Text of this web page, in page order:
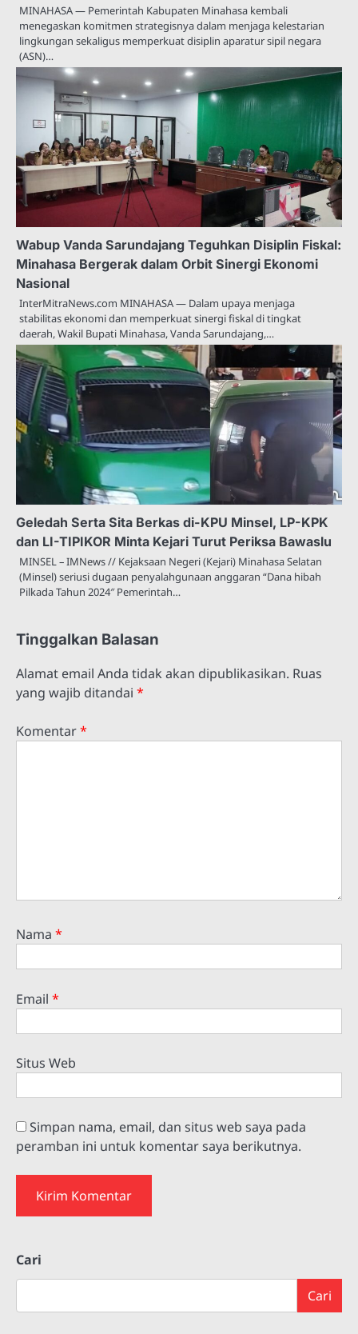
MINAHASA — Pemerintah Kabupaten Minahasa kembali
menegaskan komitmen strategisnya dalam menjaga kelestarian
lingkungan sekaligus memperkuat disiplin aparatur sipil negara
(ASN)…
Wabup Vanda Sarundajang Teguhkan Disiplin Fiskal:
Minahasa Bergerak dalam Orbit Sinergi Ekonomi
Nasional
InterMitraNews.com MINAHASA — Dalam upaya menjaga
stabilitas ekonomi dan memperkuat sinergi fiskal di tingkat
daerah, Wakil Bupati Minahasa, Vanda Sarundajang,…
Geledah Serta Sita Berkas di-KPU Minsel, LP-KPK
dan LI-TIPIKOR Minta Kejari Turut Periksa Bawaslu
MINSEL – IMNews // Kejaksaan Negeri (Kejari) Minahasa Selatan
(Minsel) seriusi dugaan penyalahgunaan anggaran “Dana hibah
Pilkada Tahun 2024″ Pemerintah…
Tinggalkan Balasan
Alamat email Anda tidak akan dipublikasikan. Ruas
yang wajib ditandai *
Komentar*
Nama *
Email *
Situs Web
Simpan nama, email, dan situs web saya pada
peramban ini untuk komentar saya berikutnya.
Cari
Cari